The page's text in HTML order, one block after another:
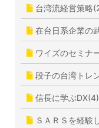
台湾流経営策略
在台日系企業の
ワイズのセミナ
段子の台湾トレ
信長に学ぶDX(4)
ＳＡＲＳを経験